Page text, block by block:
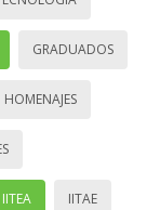
GRADUADOS
HOMENAJES
IITEA IITAE